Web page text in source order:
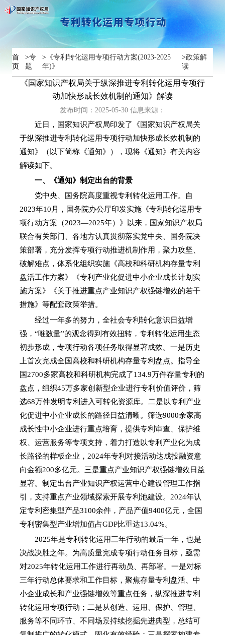
首
页
>专
题
>《专利转化运用专项行动方案(2023-2025
年)》
>政策解
读
《国家知识产权局关于纵深推进专利转化运用专项行
动加快形成长效机制的通知》解读
发布时间：2025-05-30 信息来源：
近日，国家知识产权局印发了《国家知识产权局关
于纵深推进专利转化运用专项行动加快形成长效机制的
通知》（以下简称《通知》），现将《通知》有关内容
解读如下。
一、《通知》制定出台的背景
党中央、国务院高度重视专利转化运用工作。自
2023年10月，国务院办公厅印发实施《专利转化运用专
项行动方案（2023—2025年）》以来，国家知识产权局
联合有关部门、各地方认真贯彻落实党中央、国务院决
策部署，充分发挥专项行动推进机制作用，聚力攻坚、
破解难点，体系化组织实施《高校和科研机构存量专利
盘活工作方案》《专利产业化促进中小企业成长计划实
施方案》《关于推进重点产业知识产权强链增效的若干
措施》等配套政策举措。
经过一年多的努力，全社会专利转化意识日益增
强，“唯数量”的观念得到有效扭转，专利转化运用生态
初步形成，专项行动各项任务取得显著成效。一是历史
上首次完成全国高校和科研机构存量专利盘点。指导全
国2700多家高校和科研机构完成了134.9万件存量专利的
盘点，组织45万多家创新型企业进行专利价值评价，筛
选68万件发明专利进入可转化资源库。二是以专利产业
化促进中小企业成长的路径日益清晰。筛选9000余家高
成长性中小企业进行重点培育，提供专利审查、保护维
权、运营服务等专项支持，着力打造以专利产业化为成
长路径的样板企业，2024年专利对接活动达成投融资意
向金额200多亿元。三是重点产业知识产权强链增效日益
显著。制定出台产业知识产权运营中心建设管理工作指
引，支持重点产业领域探索开展专利池建设。2024年认
定专利密集型产品3100余件，产品产值9400亿元，全国
专利密集型产业增加值占GDP比重达13.04%。
2025年是专利转化运用三年行动的最后一年，也是
决战决胜之年。为高质量完成专项行动任务目标，亟需
对2025年转化运用工作进行再动员、再部署。一是对标
三年行动总体要求和工作目标，聚焦存量专利盘活、中
小企业成长和产业强链增效等重点任务，纵深推进专利
转化运用专项行动；二是从创造、运用、保护、管理、
服务等不同环节、不同场景持续挖掘先进典型，总结可